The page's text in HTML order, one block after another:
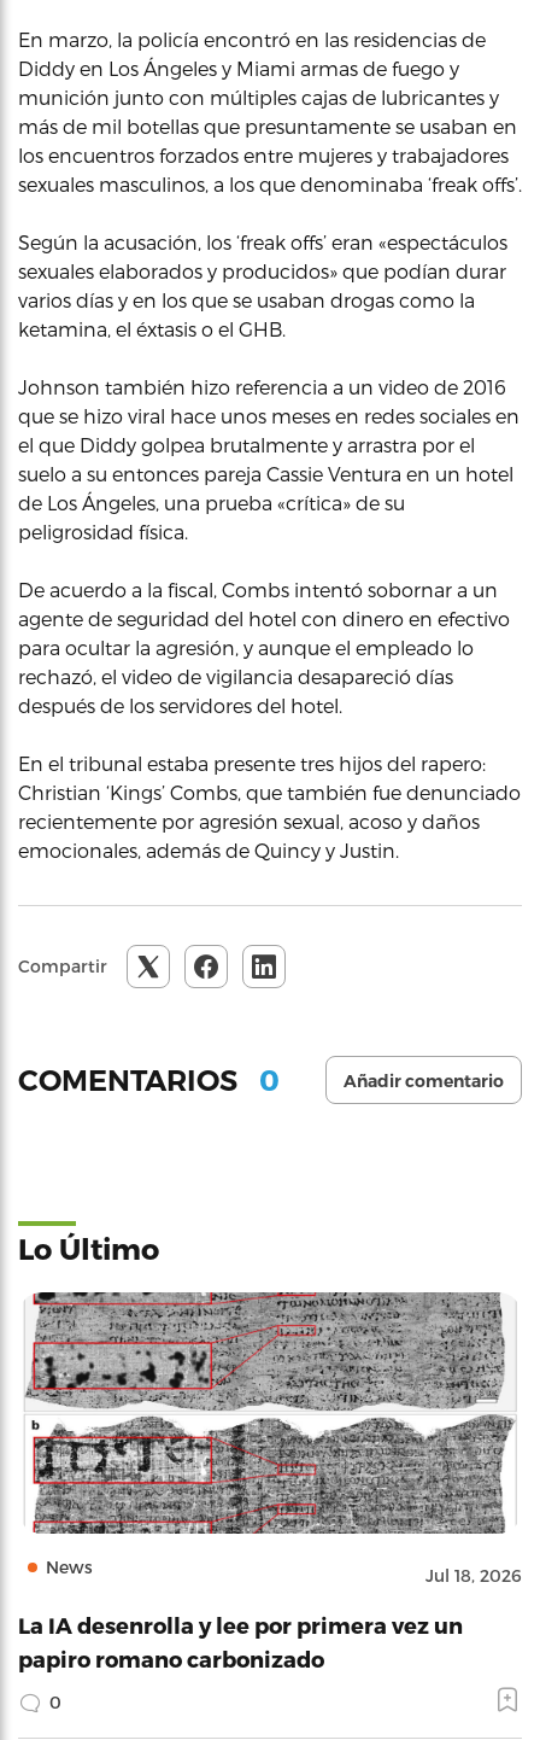
En marzo, la policía encontró en las residencias de
Diddy en Los Ángeles y Miami armas de fuego y
munición junto con múltiples cajas de lubricantes y
más de mil botellas que presuntamente se usaban en
los encuentros forzados entre mujeres y trabajadores
sexuales masculinos, a los que denominaba ‘freak offs’.
Según la acusación, los ‘freak offs’ eran «espectáculos
sexuales elaborados y producidos» que podían durar
varios días y en los que se usaban drogas como la
ketamina, el éxtasis o el GHB.
Johnson también hizo referencia a un video de 2016
que se hizo viral hace unos meses en redes sociales en
el que Diddy golpea brutalmente y arrastra por el
suelo a su entonces pareja Cassie Ventura en un hotel
de Los Ángeles, una prueba «crítica» de su
peligrosidad física.
De acuerdo a la fiscal, Combs intentó sobornar a un
agente de seguridad del hotel con dinero en efectivo
para ocultar la agresión, y aunque el empleado lo
rechazó, el video de vigilancia desapareció días
después de los servidores del hotel.
En el tribunal estaba presente tres hijos del rapero:
Christian ‘Kings’ Combs, que también fue denunciado
recientemente por agresión sexual, acoso y daños
emocionales, además de Quincy y Justin.
Compartir
COMENTARIOS 0 Añadir comentario
Lo Último
News Jul 18, 2026
La IA desenrolla y lee por primera vez un
papiro romano carbonizado
0